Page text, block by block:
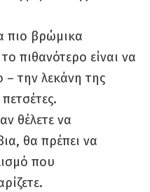
πιο βρώμικα
πιθανότερο είναι να
– την λεκάνη της
θέλετε να
θα πρέπει να
που